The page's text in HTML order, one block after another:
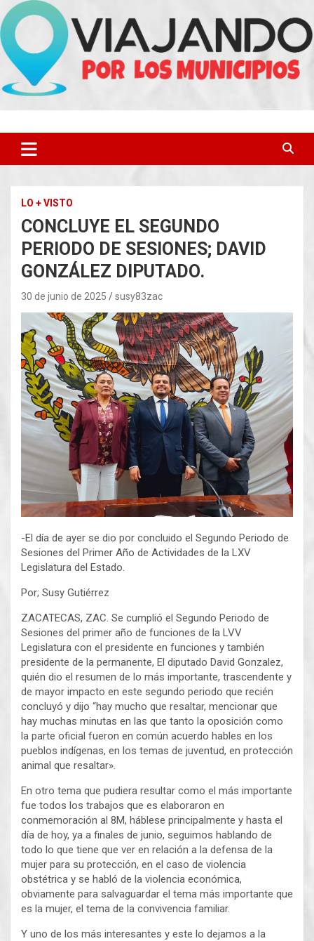
al
contenido
LO + VISTO
CONCLUYE EL SEGUNDO
PERIODO DE SESIONES; DAVID
GONZÁLEZ DIPUTADO.
30 de junio de 2025 susy83zac
-El día de ayer se dio por concluido el Segundo Periodo de
Sesiones del Primer Año de Actividades de la LXV
Legislatura del Estado.
Por; Susy Gutiérrez
ZACATECAS, ZAC. Se cumplió el Segundo Periodo de
Sesiones del primer año de funciones de la LVV
Legislatura con el presidente en funciones y también
presidente de la permanente, El diputado David Gonzalez,
quién dio el resumen de lo más importante, trascendente y
de mayor impacto en este segundo periodo que recién
concluyó y dijo “hay mucho que resaltar, mencionar que
hay muchas minutas en las que tanto la oposición como
la parte oficial fueron en común acuerdo hables en los
pueblos indígenas, en los temas de juventud, en protección
animal que resaltar».
En otro tema que pudiera resultar como el más importante
fue todos los trabajos que es elaboraron en
conmemoración al 8M, háblese principalmente y hasta el
día de hoy, ya a finales de junio, seguimos hablando de
todo lo que tiene que ver en relación a la defensa de la
mujer para su protección, en el caso de violencia
obstétrica y se habló de la violencia económica,
obviamente para salvaguardar el tema más importante que
es la mujer, el tema de la convivencia familiar.
Y uno de los más interesantes y este lo dejamos a la